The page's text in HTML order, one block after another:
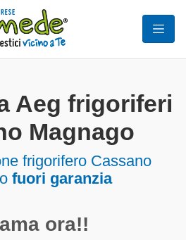
Aeg frigoriferi
Magnago
frigorifero Cassano
fuori garanzia
ora!!